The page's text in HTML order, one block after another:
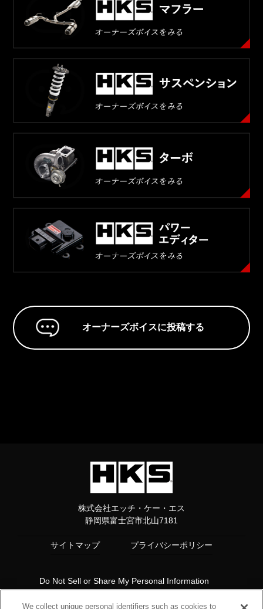
オーナーズボイスに投稿する
株式会社エッチ・ケー・エス
静岡県富士宮市北山7181
サイトマップ プライバシーポリシー
Do Not Sell or Share My Personal Information
Copyright© 1997 HKS Co., Ltd. all rights reserved.
We collect unique personal identifiers such as cookies to